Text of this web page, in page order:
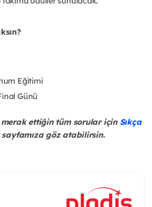
Eğitimi
Günü
merak ettiğin tüm sorular için Sıkça
göz atabilirsin.